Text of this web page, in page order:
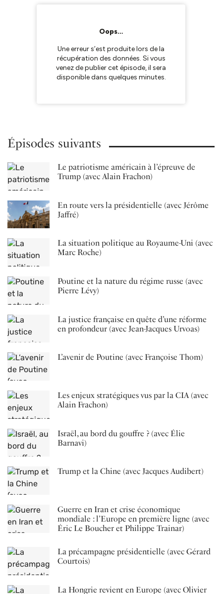
Épisodes suivants
Le patriotisme américain à l’épreuve de
Trump (avec Alain Frachon)
En route vers la présidentielle (avec Jérôme
Jaffré)
La situation politique au Royaume-Uni (avec
Marc Roche)
Poutine et la nature du régime russe (avec
Pierre Lévy)
La justice française en quête d’une réforme
en profondeur (avec Jean-Jacques Urvoas)
L’avenir de Poutine (avec Françoise Thom)
Les enjeux stratégiques vus par la CIA (avec
Alain Frachon)
Israël, au bord du gouffre ? (avec Élie
Barnavi)
Trump et la Chine (avec Jacques Audibert)
Guerre en Iran et crise économique
mondiale : l’Europe en première ligne (avec
Éric Le Boucher et Philippe Trainar)
La précampagne présidentielle (avec Gérard
Courtois)
La Hongrie revient en Europe (avec Olivier